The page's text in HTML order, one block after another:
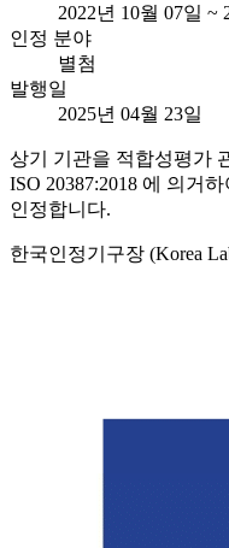
2022년 10월 07일 ~
인정 분야
별첨
발행일
2025년 04월 23일
상기 기관을 적합성평가
ISO 20387:2018 에 의거
인정합니다.
한국인정기구장 (Korea